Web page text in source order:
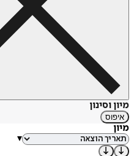
מיון וסינון
איפוס
מיון
▾